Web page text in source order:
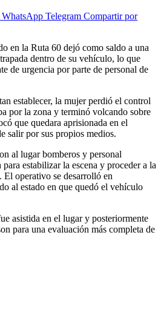
WhatsApp Telegram Compartir por
en la Ruta 60 dejó como saldo a una
dentro de su vehículo, lo que
de urgencia por parte de personal de
establecer, la mujer perdió el control
por la zona y terminó volcando sobre
que quedara aprisionada en el
salir por sus propios medios.
al lugar bomberos y personal
estabilizar la escena y proceder a la
operativo se desarrolló en
al estado en que quedó el vehículo
asistida en el lugar y posteriormente
para una evaluación más completa de